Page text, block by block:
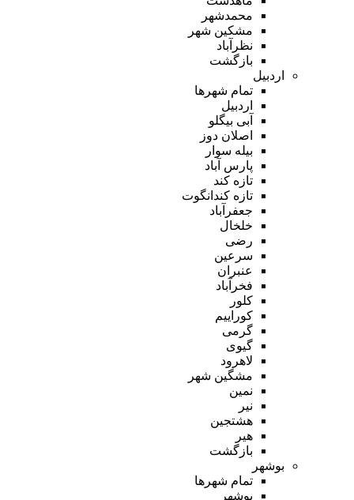
محمدشهر
مشکین شهر
نظرآباد
بازگشت
اردبیل
تمام شهر‌ها
اردبیل
آبی بیگلو
اصلان دوز
بیله سوار
پارس آباد
تازه کند
تازه کندانگوت
جعفرآباد
خلخال
رضی
سرعین
عنبران
فخرآباد
کلور
کوراییم
گرمی
گیوی
لاهرود
مشگین شهر
نمین
نیر
هشتجین
هیر
بازگشت
بوشهر
تمام شهر‌ها
بوشهر